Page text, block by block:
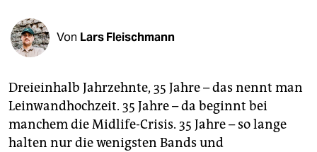
fragen & hilfe
unterstützen
genossenschaft
epaper login
Von Lars Fleischmann
Dreieinhalb Jahrzehnte, 35 Jahre – das nennt man
Leinwandhochzeit. 35 Jahre – da beginnt bei
manchem die Midlife-Crisis. 35 Jahre – so lange
halten nur die wenigsten Bands und